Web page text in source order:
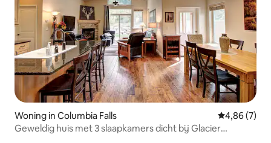
Woning in Columbia Falls Gemiddelde
4,86 (7)
Geweldig huis met 3 slaapkamers dicht bij Glacier